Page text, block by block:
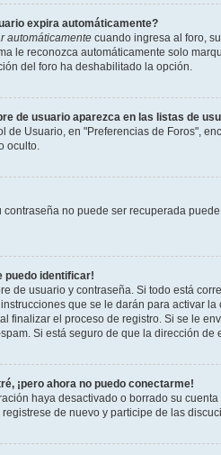
expira automáticamente?
automáticamente cuando ingresa al foro,
le reconozca automáticamente solo
del foro ha deshabilitado la opción.
de usuario aparezca en las listas de
de Usuario, en "Preferencias de Foros",
oculto.
contraseña no puede ser recuperada
puedo identificar!
de usuario y contraseña. Si todo está
que se le darán para activar
finalizar el proceso de registro. Si se le
Si está seguro de que la dirección
¡pero ahora no puedo conectarme!
haya desactivado o borrado su
de nuevo y participe de las